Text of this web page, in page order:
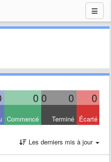
0 0 0 0
Commencé Terminé Écarté
Les derniers mis à jour